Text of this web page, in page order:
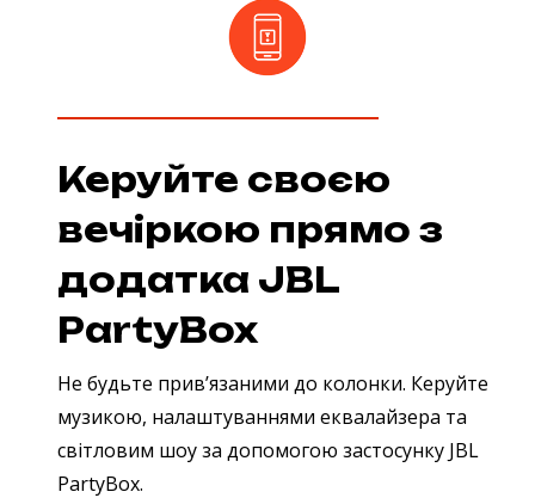
Керуйте своєю
вечіркою прямо з
додатка JBL
PartyBox
Не будьте прив’язаними до колонки. Керуйте
музикою, налаштуваннями еквалайзера та
світловим шоу за допомогою застосунку JBL
PartyBox.